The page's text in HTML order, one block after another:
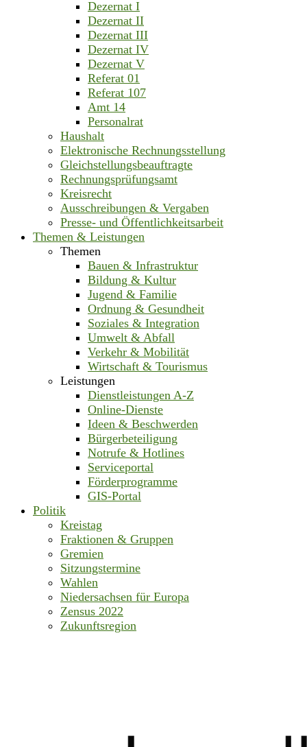
Dezernat I
Dezernat II
Dezernat III
Dezernat IV
Dezernat V
Referat 01
Referat 107
Amt 14
Personalrat
Haushalt
Elektronische Rechnungsstellung
Gleichstellungsbeauftragte
Rechnungsprüfungsamt
Kreisrecht
Ausschreibungen & Vergaben
Presse- und Öffentlichkeitsarbeit
Themen & Leistungen
Themen
Bauen & Infrastruktur
Bildung & Kultur
Jugend & Familie
Ordnung & Gesundheit
Soziales & Integration
Umwelt & Abfall
Verkehr & Mobilität
Wirtschaft & Tourismus
Leistungen
Dienstleistungen A-Z
Online-Dienste
Ideen & Beschwerden
Bürgerbeteiligung
Notrufe & Hotlines
Serviceportal
Förderprogramme
GIS-Portal
Politik
Kreistag
Fraktionen & Gruppen
Gremien
Sitzungstermine
Wahlen
Niedersachsen für Europa
Zensus 2022
Zukunftsregion